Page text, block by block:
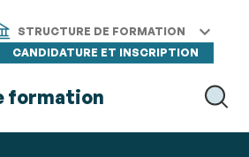
STRUCTURE DE FORMATION
CANDIDATURE ET INSCRIPTION
formation